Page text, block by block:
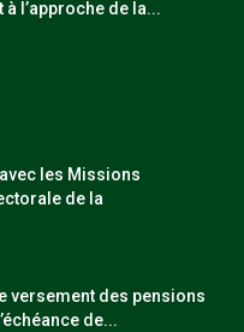
à l’approche de la...
les Missions
de la
versement des pensions
de...